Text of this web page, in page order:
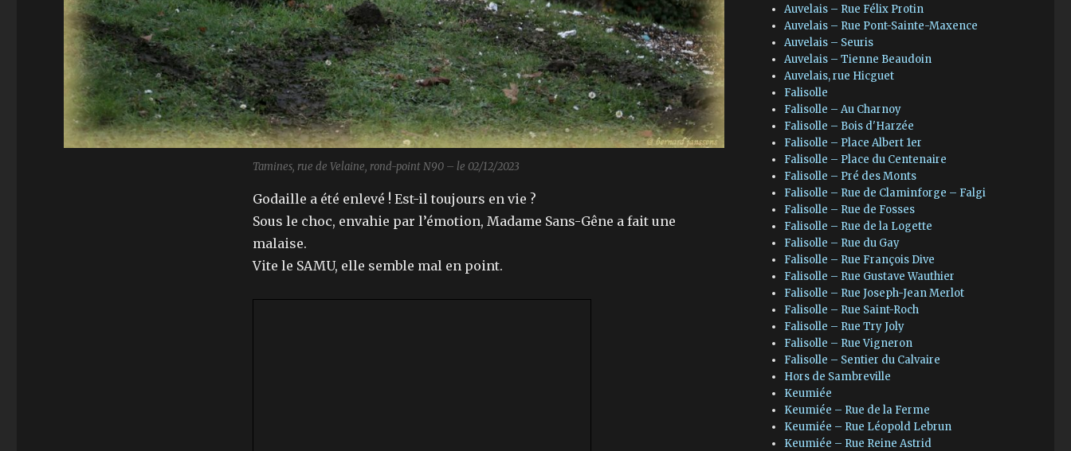
Tamines, rue de Velaine, rond-point N90 – le 02/12/2023
Godaille a été enlevé ! Est-il toujours en vie ?
Sous le choc, envahie par l’émotion, Madame Sans-Gêne a fait une
malaise.
Vite le SAMU, elle semble mal en point.
Auvelais – Rue Félix Protin
Auvelais – Rue Pont-Sainte-Maxence
Auvelais – Seuris
Auvelais – Tienne Beaudoin
Auvelais, rue Hicguet
Falisolle
Falisolle – Au Charnoy
Falisolle – Bois d'Harzée
Falisolle – Place Albert 1er
Falisolle – Place du Centenaire
Falisolle – Pré des Monts
Falisolle – Rue de Claminforge – Falgi
Falisolle – Rue de Fosses
Falisolle – Rue de la Logette
Falisolle – Rue du Gay
Falisolle – Rue François Dive
Falisolle – Rue Gustave Wauthier
Falisolle – Rue Joseph-Jean Merlot
Falisolle – Rue Saint-Roch
Falisolle – Rue Try Joly
Falisolle – Rue Vigneron
Falisolle – Sentier du Calvaire
Hors de Sambreville
Keumiée
Keumiée – Rue de la Ferme
Keumiée – Rue Léopold Lebrun
Keumiée – Rue Reine Astrid